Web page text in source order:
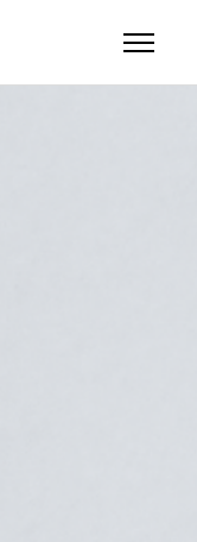
Ouvrir/